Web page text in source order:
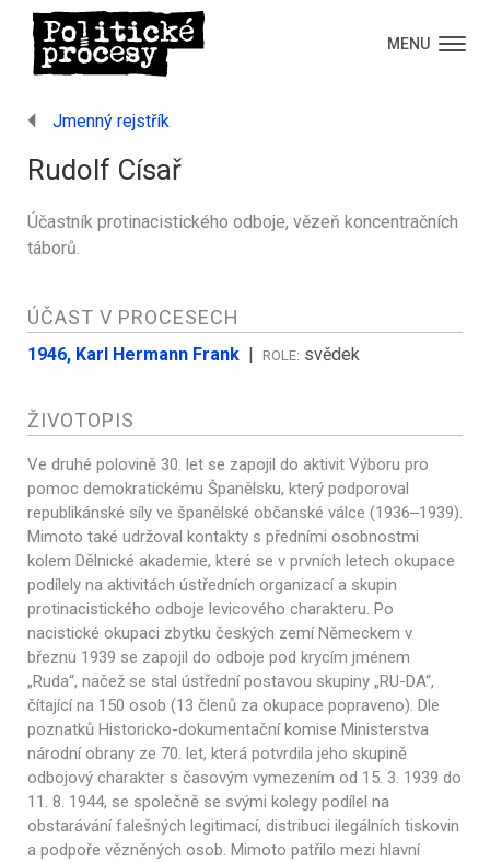
MENU
Jmenný rejstřík
Rudolf Císař
Účastník protinacistického odboje, vězeň koncentračních
táborů.
ÚČAST V PROCESECH
1946, Karl Hermann Frank | ROLE: svědek
ŽIVOTOPIS
Ve druhé polovině 30. let se zapojil do aktivit Výboru pro
pomoc demokratickému Španělsku, který podporoval
republikánské síly ve španělské občanské válce (1936‒1939).
Mimoto také udržoval kontakty s předními osobnostmi
kolem Dělnické akademie, které se v prvních letech okupace
podílely na aktivitách ústředních organizací a skupin
protinacistického odboje levicového charakteru. Po
nacistické okupaci zbytku českých zemí Německem v
březnu 1939 se zapojil do odboje pod krycím jménem
„Ruda“, načež se stal ústřední postavou skupiny „RU-DA“,
čítající na 150 osob (13 členů za okupace popraveno). Dle
poznatků Historicko-dokumentační komise Ministerstva
národní obrany ze 70. let, která potvrdila jeho skupině
odbojový charakter s časovým vymezením od 15. 3. 1939 do
11. 8. 1944, se společně se svými kolegy podílel na
obstarávání falešných legitimací, distribuci ilegálních tiskovin
a podpoře vězněných osob. Mimoto patřilo mezi hlavní